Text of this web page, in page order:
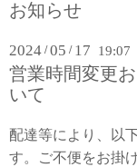
お知らせ
2024 /05 / 17 19:07
営業時間変更
いて
配達等により、以
す。ご不便をお掛